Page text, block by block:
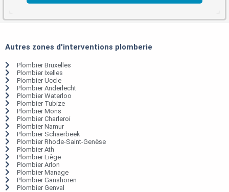
Autres zones d'interventions plomberie
Plombier Bruxelles
Plombier Ixelles
Plombier Uccle
Plombier Anderlecht
Plombier Waterloo
Plombier Tubize
Plombier Mons
Plombier Charleroi
Plombier Namur
Plombier Schaerbeek
Plombier Rhode-Saint-Genèse
Plombier Ath
Plombier Liège
Plombier Arlon
Plombier Manage
Plombier Ganshoren
Plombier Genval